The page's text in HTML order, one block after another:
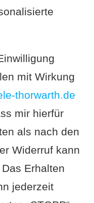
mit Wirkung
thorwarth.de
mir hierfür
als nach den
Widerruf kann
Erhalten
jederzeit